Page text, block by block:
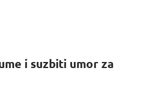
i suzbiti umor za